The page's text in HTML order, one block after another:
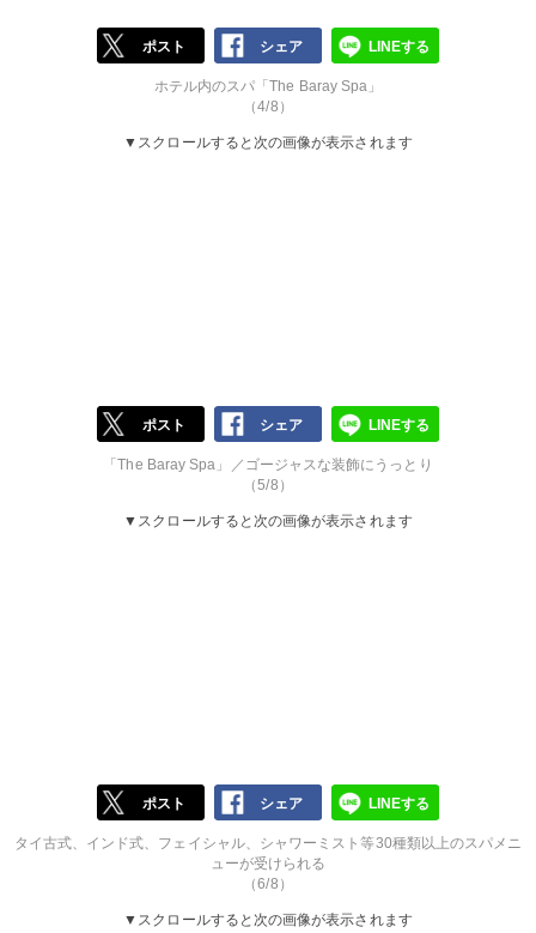
ポスト シェア LINEする
ホテル内のスパ「The Baray Spa」
（4/8）
▼スクロールすると次の画像が表示されます
ポスト シェア LINEする
「The Baray Spa」／ゴージャスな装飾にうっとり
（5/8）
▼スクロールすると次の画像が表示されます
ポスト シェア LINEする
タイ古式、インド式、フェイシャル、シャワーミスト等30種類以上のスパメニ
ューが受けられる
（6/8）
▼スクロールすると次の画像が表示されます